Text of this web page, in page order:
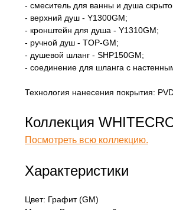
- смеситель для ванны и душа
- верхний душ - Y1300GM;
- кронштейн для душа - Y1310GM;
- ручной душ - TOP-GM;
- душевой шланг - SHP150GM;
- соединение для шланга с
Технология нанесения покрытия:
Коллекция
Посмотреть всю коллекцию.
Характеристики
Цвет: Графит (GM)